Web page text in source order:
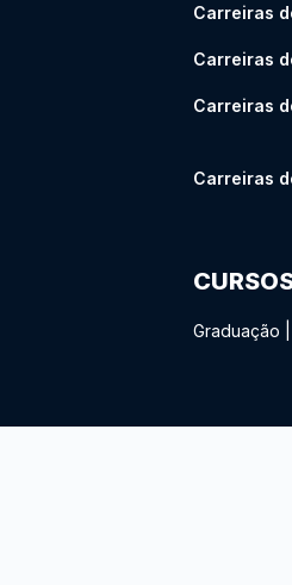
Carreiras
Carreiras
Carreiras
Carreiras
Graduação